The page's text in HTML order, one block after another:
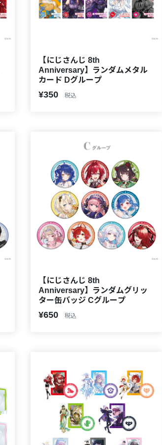
【にじさんじ 8th
Anniversary】ランダムメタル
カード Dグループ
¥350 税込
【にじさんじ 8th
Anniversary】ランダムグリッ
ター缶バッジ Cグループ
¥650 税込